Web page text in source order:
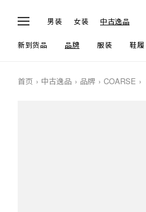
男装 女装 中古逸品
新到货品 品牌 服装 鞋履
首页 中古逸品 品牌 COARSE